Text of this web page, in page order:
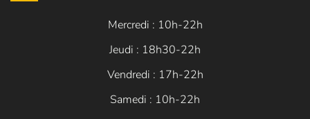
Mercredi : 10h-22h
Jeudi : 18h30-22h
Vendredi : 17h-22h
Samedi : 10h-22h